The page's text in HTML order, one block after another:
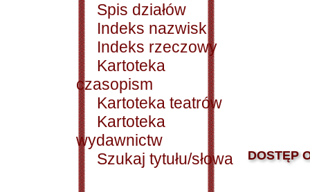
Spis działów
Indeks nazwisk
Indeks rzeczowy
Kartoteka
czasopism
Kartoteka teatrów
Kartoteka
wydawnictw
Szukaj tytułu/słowa
DOSTĘP